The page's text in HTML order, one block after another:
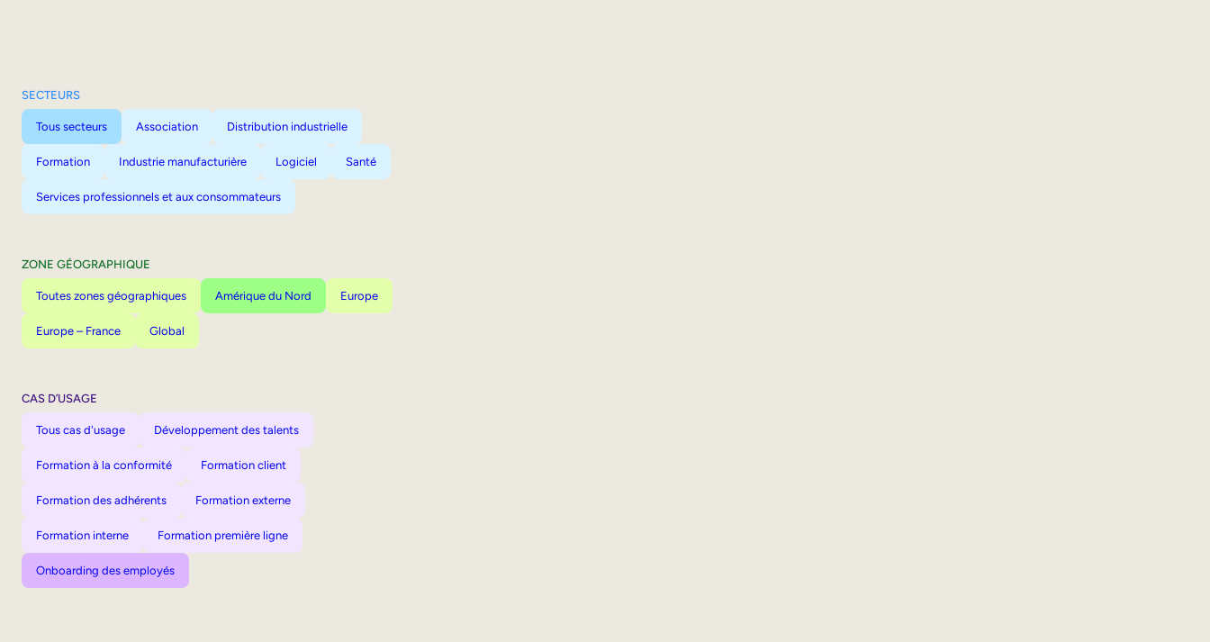
SECTEURS
Tous secteurs Association Distribution industrielle
Formation Industrie manufacturière Logiciel Santé
Services professionnels et aux consommateurs
ZONE GÉOGRAPHIQUE
Toutes zones géographiques Amérique du Nord Europe
Europe – France Global
CAS D’USAGE
Tous cas d'usage Développement des talents
Formation à la conformité Formation client
Formation des adhérents Formation externe
Formation interne Formation première ligne
Onboarding des employés